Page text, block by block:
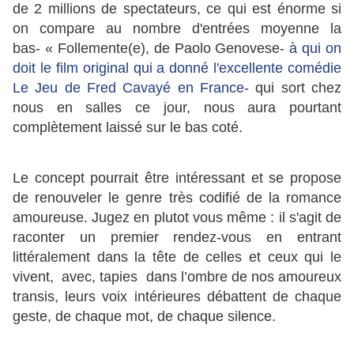
de 2 millions de spectateurs, ce qui est énorme si
on compare au nombre d'entrées moyenne la
bas- « Follemente(e), de Paolo Genovese- à qui on
doit le film original qui a donné l'excellente comédie
Le Jeu de Fred Cavayé en France- qui sort chez
nous en salles ce jour, nous aura pourtant
complètement laissé sur le bas coté.
Le concept pourrait être intéressant et se propose
de renouveler le genre très codifié de la romance
amoureuse. Jugez en plutot vous même : il s'agit de
raconter un premier rendez-vous en entrant
littéralement dans la tête de celles et ceux qui le
vivent, avec, tapies dans l’ombre de nos amoureux
transis, leurs voix intérieures débattent de chaque
geste, de chaque mot, de chaque silence.